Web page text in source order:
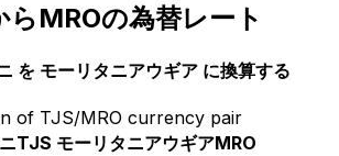
MROの為替レート
を モーリタニアウギア に換算する
of TJS/MRO currency pair
TJS モーリタニアウギアMRO